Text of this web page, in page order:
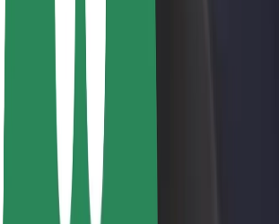
ნულოვანი პროექტი
ბლოგი
ბრენდის გზამკვლევი
მისია
ინვესტორებთან ურთიერთობა
ლიდერობა